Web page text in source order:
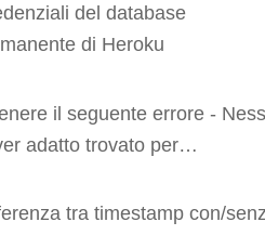
del database
di Heroku
il seguente errore -
adatto trovato per
tra timestamp con/